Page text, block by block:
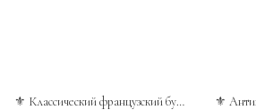
⚜️ Классический французский буфет-витрина в стиле рококо из массива ореха